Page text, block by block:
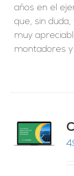
años en el
que, sin
muy
montadores